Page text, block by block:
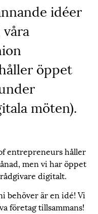
idéer
öppet
möten).
entrepreneurs håller
men vi har öppet
digitalt.
behöver är en idé! Vi
företag tillsammans!